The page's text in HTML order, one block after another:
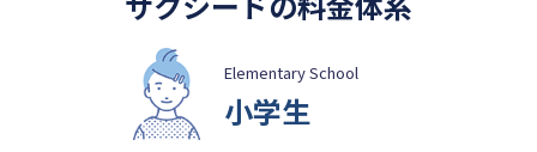
Elementary School
小学生